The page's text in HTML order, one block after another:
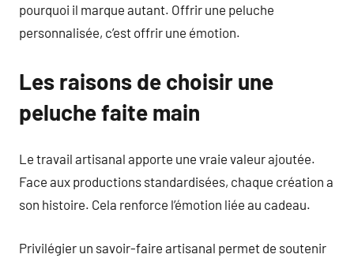
pourquoi il marque autant. Offrir une peluche
personnalisée, c’est offrir une émotion.
Les raisons de choisir une
peluche faite main
Le travail artisanal apporte une vraie valeur ajoutée.
Face aux productions standardisées, chaque création a
son histoire. Cela renforce l’émotion liée au cadeau.
Privilégier un savoir-faire artisanal permet de soutenir